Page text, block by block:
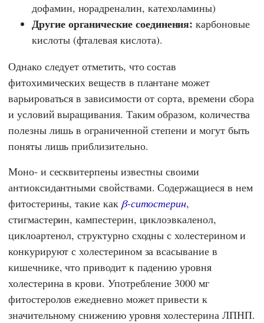
дофамин, норадреналин, катехоламины)
Другие органические соединения: карбоновые
кислоты (фталевая кислота).
Однако следует отметить, что состав
фитохимических веществ в плантане может
варьироваться в зависимости от сорта, времени сбора
и условий выращивания. Таким образом, количества
полезны лишь в ограниченной степени и могут быть
поняты лишь приблизительно.
Моно- и сесквитерпены известны своими
антиоксидантными свойствами. Содержащиеся в нем
фитостерины, такие как β-ситостерин,
стигмастерин, кампестерин, циклоэвкаленол,
циклоартенол, структурно сходны с холестерином и
конкурируют с холестерином за всасывание в
кишечнике, что приводит к падению уровня
холестерина в крови. Употребление 3000 мг
фитостеролов ежедневно может привести к
значительному снижению уровня холестерина ЛПНП.